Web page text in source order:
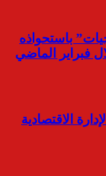
باستحواذه
الاقتصادية